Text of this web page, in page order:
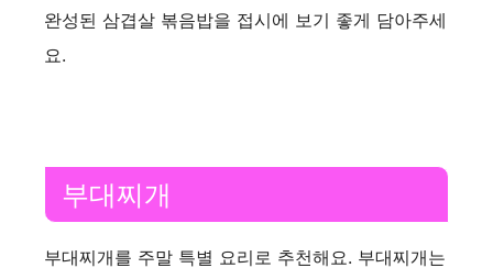
완성된 삼겹살 볶음밥을 접시에 보기 좋게 담아주세
요.
부대찌개
부대찌개를 주말 특별 요리로 추천해요. 부대찌개는